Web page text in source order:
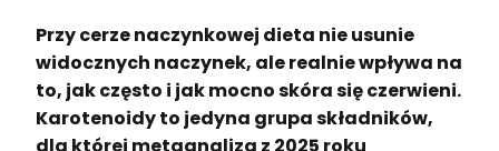
Przy cerze naczynkowej dieta nie usunie
widocznych naczynek, ale realnie wpływa na
to, jak często i jak mocno skóra się czerwieni.
Karotenoidy to jedyna grupa składników,